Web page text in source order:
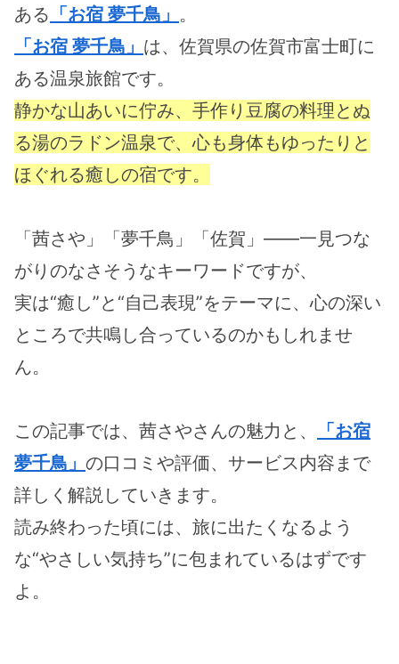
ある 「お宿 夢千鳥」 。
「お宿 夢千鳥」 は、佐賀県の佐賀市富士町に
ある温泉旅館です。
静かな山あいに佇み、手作り豆腐の料理とぬ
る湯のラドン温泉で、心も身体もゆったりと
ほぐれる癒しの宿です。
「茜さや」「夢千鳥」「佐賀」――一見つな
がりのなさそうなキーワードですが、
実は“癒し”と“自己表現”をテーマに、心の深い
ところで共鳴し合っているのかもしれませ
ん。
この記事では、茜さやさんの魅力と、
「お宿
夢千鳥」 の口コミや評価、サービス内容まで
詳しく解説していきます。
読み終わった頃には、旅に出たくなるよう
な“やさしい気持ち”に包まれているはずです
よ。